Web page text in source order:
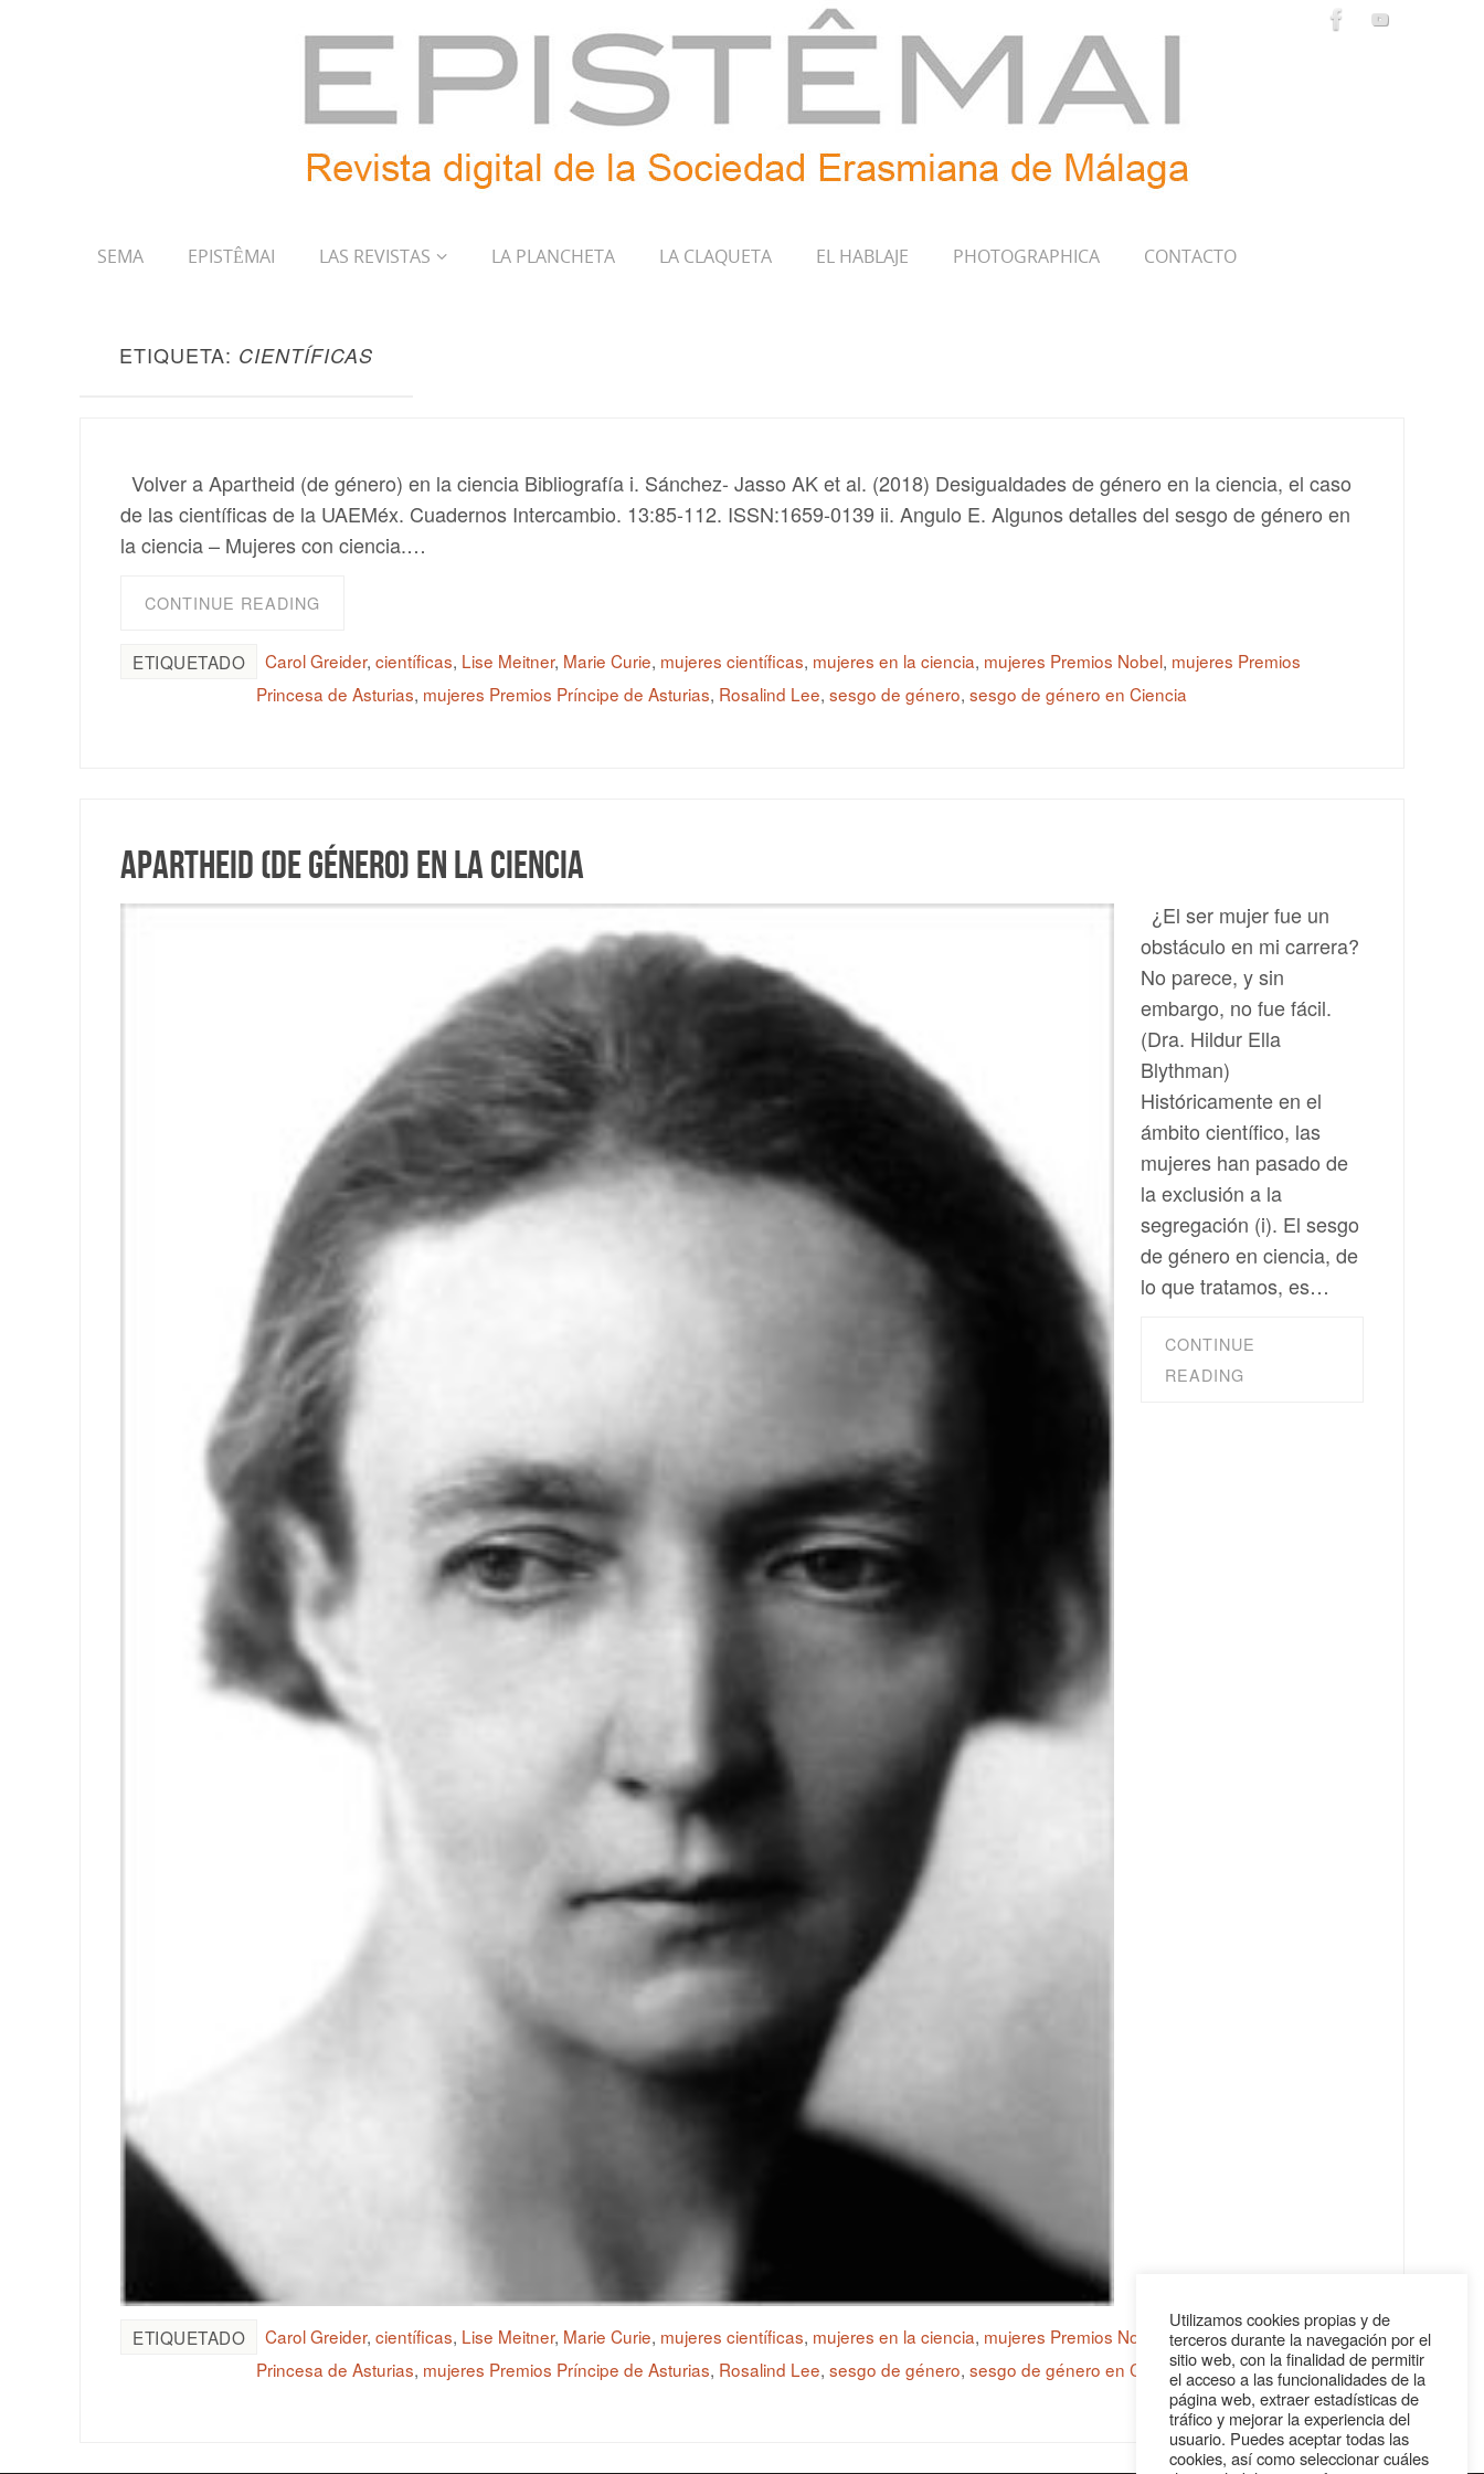
SEMA EPISTÊMAI LAS REVISTAS LA PLANCHETA LA CLAQUETA EL HABLAJE PHOTOGRAPHICA CONTACTO
ETIQUETA: CIENTÍFICAS
Volver a Apartheid (de género) en la ciencia Bibliografía i. Sánchez- Jasso AK et al. (2018) Desigualdades de género en la ciencia, el caso
de las científicas de la UAEMéx. Cuadernos Intercambio. 13:85-112. ISSN:1659-0139 ii. Angulo E. Algunos detalles del sesgo de género en
la ciencia – Mujeres con ciencia.…
CONTINUE READING
ETIQUETADO Carol Greider, científicas, Lise Meitner, Marie Curie, mujeres científicas, mujeres en la ciencia, mujeres Premios Nobel, mujeres Premios
Princesa de Asturias, mujeres Premios Príncipe de Asturias, Rosalind Lee, sesgo de género, sesgo de género en Ciencia
Apartheid (de género) en la ciencia
¿El ser mujer fue un
obstáculo en mi carrera?
No parece, y sin
embargo, no fue fácil.
(Dra. Hildur Ella
Blythman)
Históricamente en el
ámbito científico, las
mujeres han pasado de
la exclusión a la
segregación (i). El sesgo
de género en ciencia, de
lo que tratamos, es…
CONTINUE
READING
ETIQUETADO Carol Greider, científicas, Lise Meitner, Marie Curie, mujeres científicas, mujeres en la ciencia, mujeres Premios Nobel ,mujeres Premios
Princesa de Asturias, mujeres Premios Príncipe de Asturias, Rosalind Lee, sesgo de género, sesgo de género en Ciencia
Utilizamos cookies propias y de
terceros durante la navegación por el
sitio web, con la finalidad de permitir
el acceso a las funcionalidades de la
página web, extraer estadísticas de
tráfico y mejorar la experiencia del
usuario. Puedes aceptar todas las
cookies, así como seleccionar cuáles